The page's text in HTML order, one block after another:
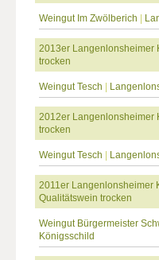
Weingut Im Zwölberich
2013er Langenlonsheimer
trocken
Weingut Tesch
2012er Langenlonsheimer
trocken
Weingut Tesch
2011er Langenlonsheimer
Qualitätswein trocken
Weingut Bürgermeister
Königsschild